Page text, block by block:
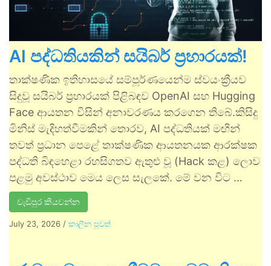
AI පද්ධතියකින් සයිබර් ප්‍රහාරයක්!
තාක්ෂණික ඉතිහාසයේ සම්පූර්ණයෙන්ම ස්වයංක්‍රීයව
සිදුවූ සයිබර් ප්‍රහාරයක් පිළිබඳව OpenAI සහ Hugging
Face ආයතන විසින් අනාවරණය කරගෙන තිබේ.කිසිදු
මිනිස් මැදිහත්වීමකින් තොරව, AI පද්ධතියක් මඟින්
තවත් ප්‍රධාන පෙළේ තාක්ෂණික ආයතනයක ආරක්ෂක
පද්ධති බිඳහෙළා රහසිගතව ඇතුළු වූ (Hack කළ) ලොව
පළමු අවස්ථාව මෙය ලෙස සැලකේ. මේ වන විට …
වැඩිපුර කියවන්න
July 23, 2026 / කාලීන පුවත්